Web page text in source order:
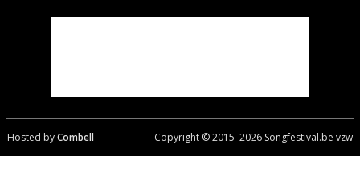
Hosted byCombell Copyright © 2015–2026Songfestival.be vzw